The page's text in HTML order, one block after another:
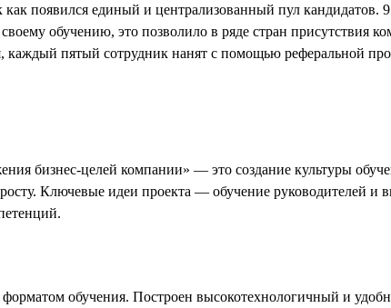
появился единый и централизованный пул
обучению, это позволило в ряде стран присутствия
каждый пятый сотрудник нанят с помощью реферальной
бизнес-целей компании» — это создание культуры
Ключевые идеи проекта — обучение руководителей и
обучения. Построен высокотехнологичный и